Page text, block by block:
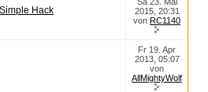
Hack
2015, 20:31
von RC1140
Fr 19. Apr
2013, 05:07
von
AllMightyWolf